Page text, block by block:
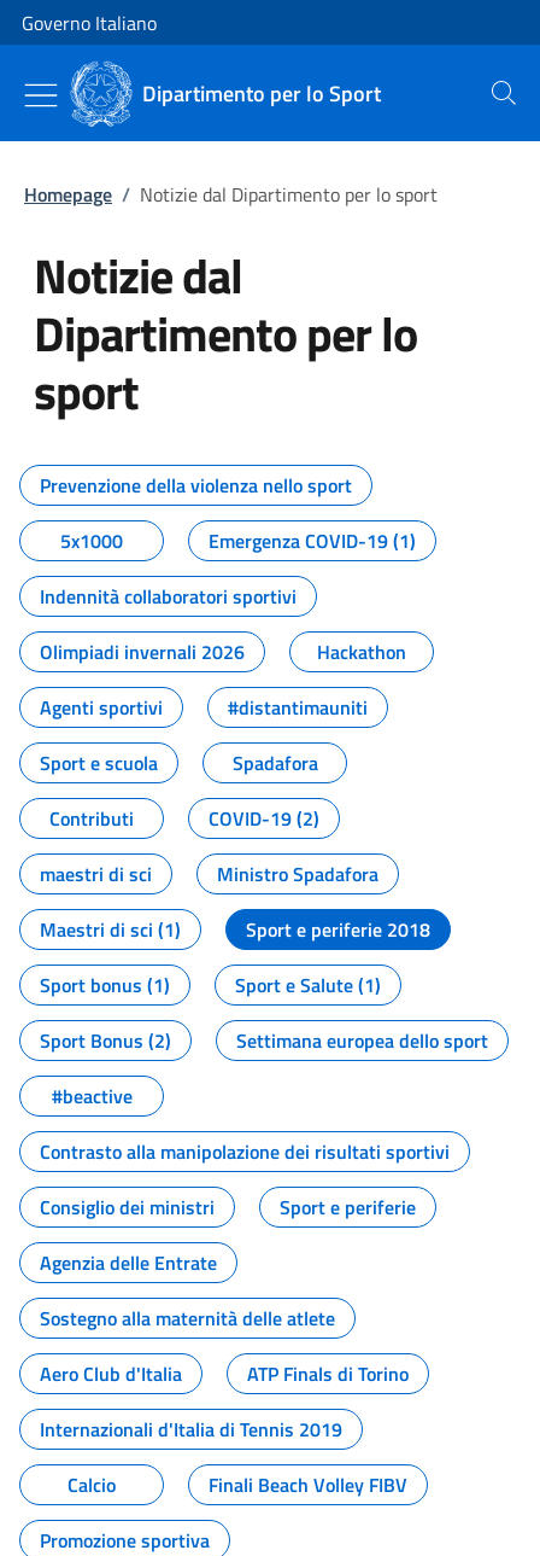
Vai al contenuto
Vai alla navigazione del sito
Governo Italiano
Dipartimento per lo Sport Cerca
Homepage / Notizie dal Dipartimento per lo sport
Notizie dal
Dipartimento per lo
sport
Tutti i contenuti della pagina
Prevenzione della violenza nello sport
5x1000
Emergenza COVID-19 (1)
Indennità collaboratori sportivi
Olimpiadi invernali 2026
Hackathon
Agenti sportivi
#distantimauniti
Sport e scuola
Spadafora
Contributi
COVID-19 (2)
maestri di sci
Ministro Spadafora
Maestri di sci (1)
Sport e periferie 2018
Sport bonus (1)
Sport e Salute (1)
Sport Bonus (2)
Settimana europea dello sport
#beactive
Contrasto alla manipolazione dei risultati sportivi
Consiglio dei ministri
Sport e periferie
Agenzia delle Entrate
Sostegno alla maternità delle atlete
Aero Club d'Italia
ATP Finals di Torino
Internazionali d'Italia di Tennis 2019
Calcio
Finali Beach Volley FIBV
Promozione sportiva